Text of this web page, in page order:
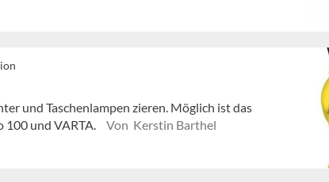
und Taschenlampen zieren. Möglich ist das
und VARTA.
Von Kerstin Barthel